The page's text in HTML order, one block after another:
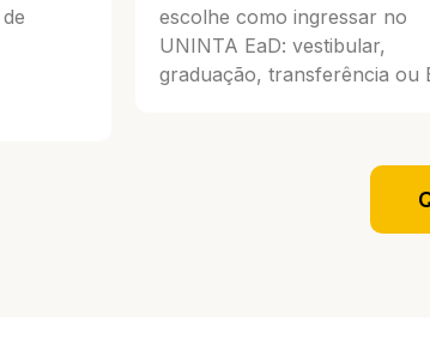
escolhe como ingressar no
UNINTA EaD: vestibular,
graduação, transferência ou